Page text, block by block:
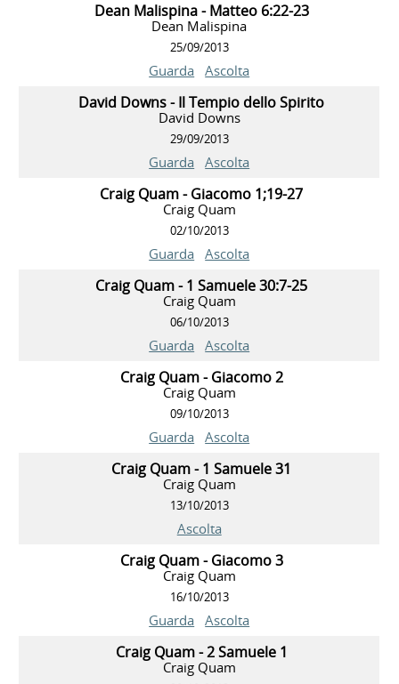
Dean Malispina - Matteo 6:22-23
Dean Malispina
25/09/2013
Guarda Ascolta
David Downs - Il Tempio dello Spirito
David Downs
29/09/2013
Guarda Ascolta
Craig Quam - Giacomo 1;19-27
Craig Quam
02/10/2013
Guarda Ascolta
Craig Quam - 1 Samuele 30:7-25
Craig Quam
06/10/2013
Guarda Ascolta
Craig Quam - Giacomo 2
Craig Quam
09/10/2013
Guarda Ascolta
Craig Quam - 1 Samuele 31
Craig Quam
13/10/2013
Ascolta
Craig Quam - Giacomo 3
Craig Quam
16/10/2013
Guarda Ascolta
Craig Quam - 2 Samuele 1
Craig Quam